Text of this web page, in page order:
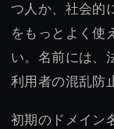
つ人か、社会的
をもっとよく使
い。名前には、
利用者の混乱防
初期のドメイン